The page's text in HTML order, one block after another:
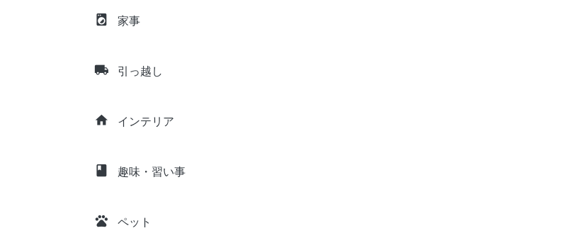
local_laundry_service 家事
local_shipping 引っ越し
home インテリア
class 趣味・習い事
pets ペット